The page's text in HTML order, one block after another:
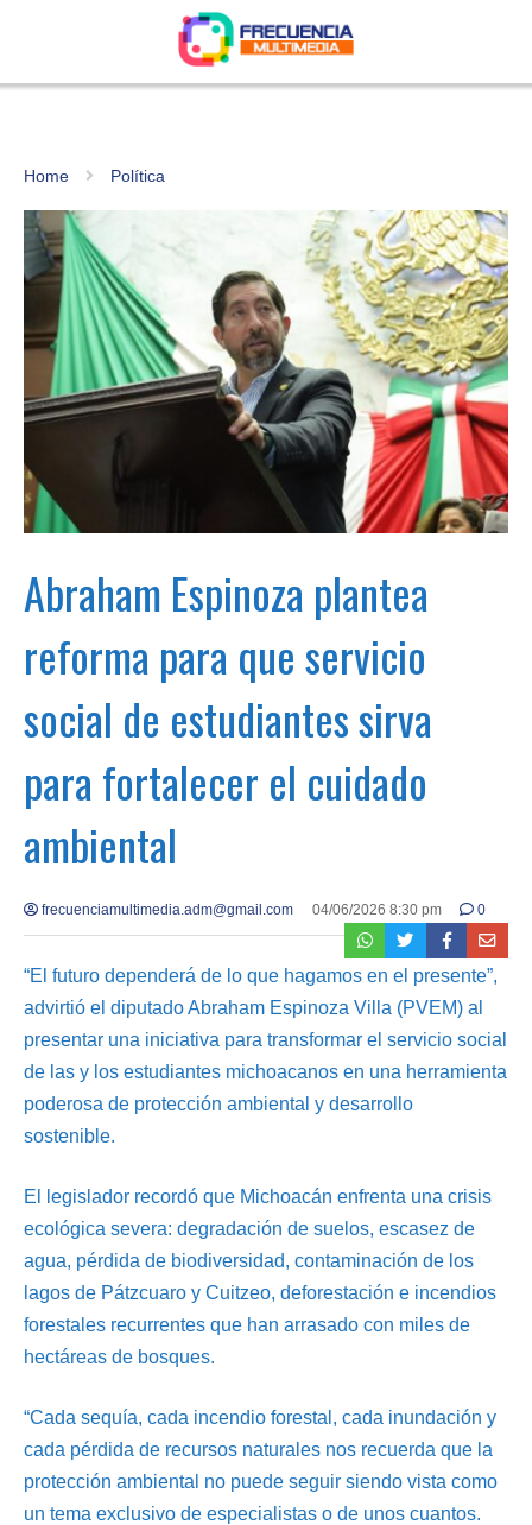
Home Política
Abraham Espinoza plantea
reforma para que servicio
social de estudiantes sirva
para fortalecer el cuidado
ambiental
frecuenciamultimedia.adm@gmail.com 04/06/2026 8:30 pm 0
“El futuro dependerá de lo que hagamos en el presente”,
advirtió el diputado Abraham Espinoza Villa (PVEM) al
presentar una iniciativa para transformar el servicio social
de las y los estudiantes michoacanos en una herramienta
poderosa de protección ambiental y desarrollo
sostenible.
El legislador recordó que Michoacán enfrenta una crisis
ecológica severa: degradación de suelos, escasez de
agua, pérdida de biodiversidad, contaminación de los
lagos de Pátzcuaro y Cuitzeo, deforestación e incendios
forestales recurrentes que han arrasado con miles de
hectáreas de bosques.
“Cada sequía, cada incendio forestal, cada inundación y
cada pérdida de recursos naturales nos recuerda que la
protección ambiental no puede seguir siendo vista como
un tema exclusivo de especialistas o de unos cuantos.